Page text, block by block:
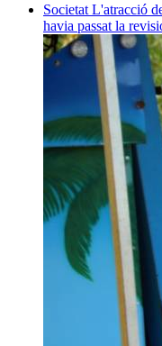
Societat L'atracció
havia passat la